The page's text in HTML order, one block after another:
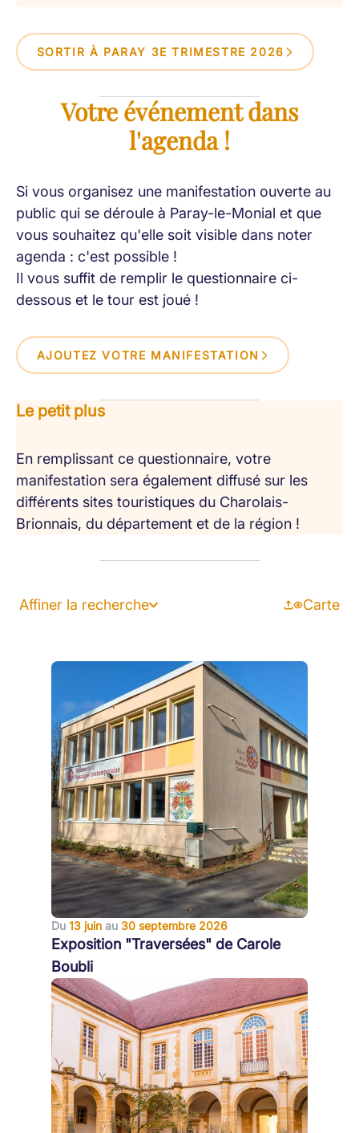
SORTIR À PARAY 3E TRIMESTRE 2026
Votre événement dans
l'agenda !
Si vous organisez une manifestation ouverte au
public qui se déroule à Paray-le-Monial et que
vous souhaitez qu'elle soit visible dans noter
agenda : c'est possible !
Il vous suffit de remplir le questionnaire ci-
dessous et le tour est joué !
AJOUTEZ VOTRE MANIFESTATION
Le petit plus
En remplissant ce questionnaire, votre
manifestation sera également diffusé sur les
différents sites touristiques du Charolais-
Brionnais, du département et de la région !
Affiner la recherche Carte
Du 13 juin au 30 septembre 2026
Exposition "Traversées" de Carole
Boubli